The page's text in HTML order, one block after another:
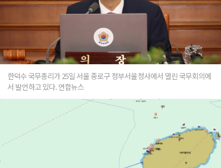
한덕수 국무총리가 25일 서울 종로구 정부서울청사에서 열린 국무회의에
서 발언하고 있다. 연합뉴스